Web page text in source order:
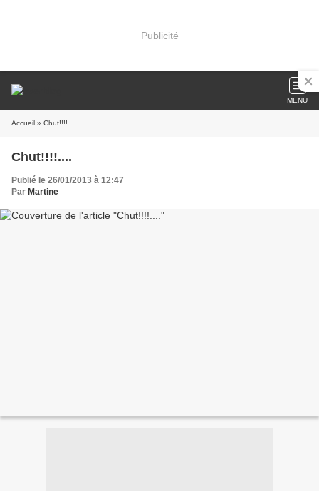
Publicité
MENU
Accueil » Chut!!!!....
Chut!!!!....
Publié le 26/01/2013 à 12:47
Par Martine